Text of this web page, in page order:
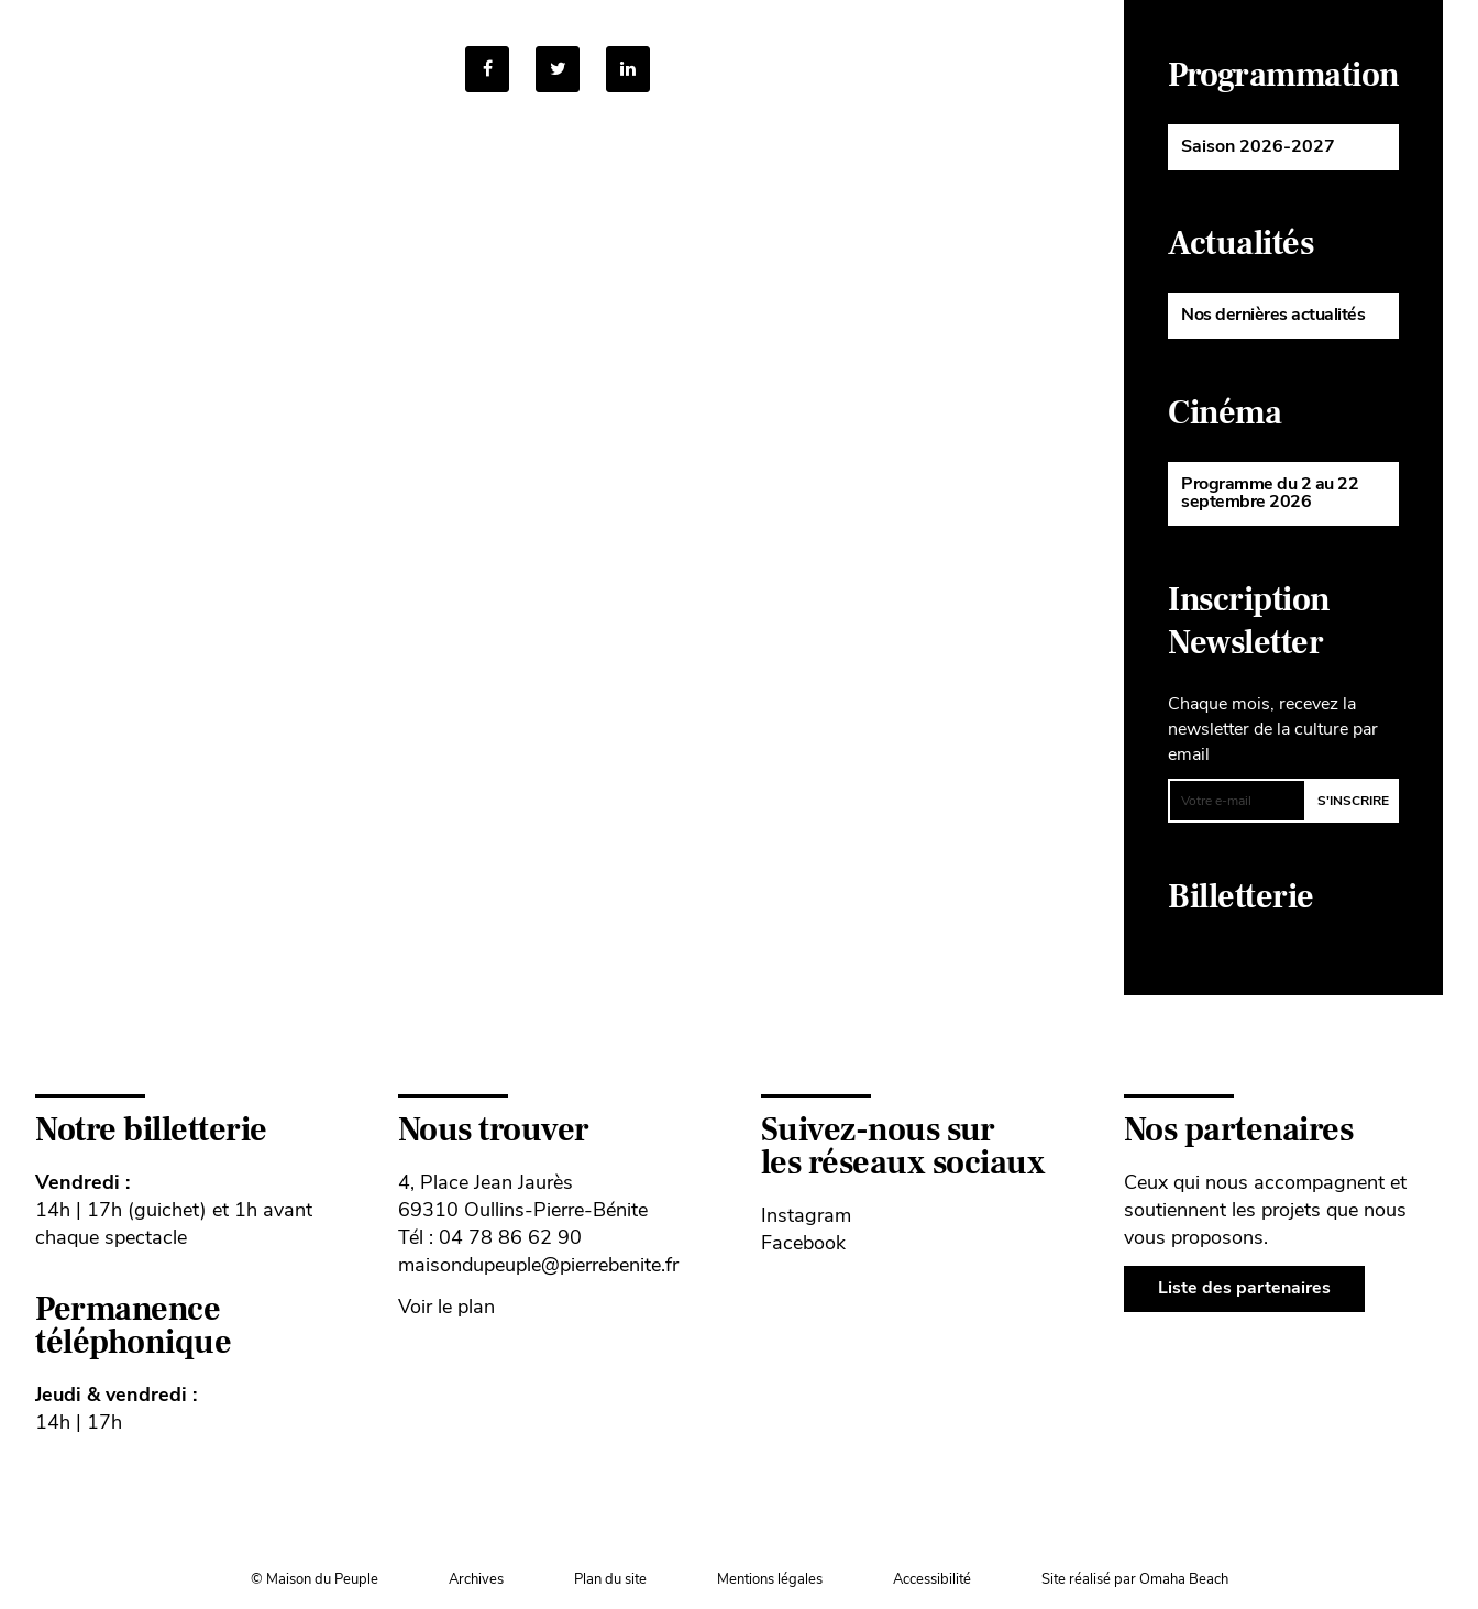
Programmation
Saison 2026-2027
Actualités
Nos dernières actualités
Cinéma
Programme du 2 au 22
septembre 2026
Inscription
Newsletter
Chaque mois, recevez la
newsletter de la culture par
email
Billetterie
Notre billetterie
Vendredi :
14h | 17h (guichet) et 1h avant
chaque spectacle
Permanence
téléphonique
Jeudi & vendredi :
14h | 17h
Nous trouver
4, Place Jean Jaurès
69310 Oullins-Pierre-Bénite
Tél : 04 78 86 62 90
maisondupeuple@pierrebenite.fr
Voir le plan
Suivez-nous sur
les réseaux sociaux
Instagram
Facebook
Nos partenaires
Ceux qui nous accompagnent et
soutiennent les projets que nous
vous proposons.
Liste des partenaires
© Maison du Peuple Archives Plan du site Mentions légales Accessibilité Site réalisé par Omaha Beach